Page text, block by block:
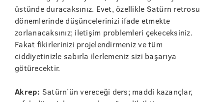
üstünde duracaksınız. Evet, özellikle Satürn retrosu
dönemlerinde düşüncelerinizi ifade etmekte
zorlanacaksınız; iletişim problemleri çekeceksiniz.
Fakat fikirlerinizi projelendirmeniz ve tüm
ciddiyetinizle sabırla ilerlemeniz sizi başarıya
götürecektir.
Akrep: Satürn’ün vereceği ders; maddi kazançlar,